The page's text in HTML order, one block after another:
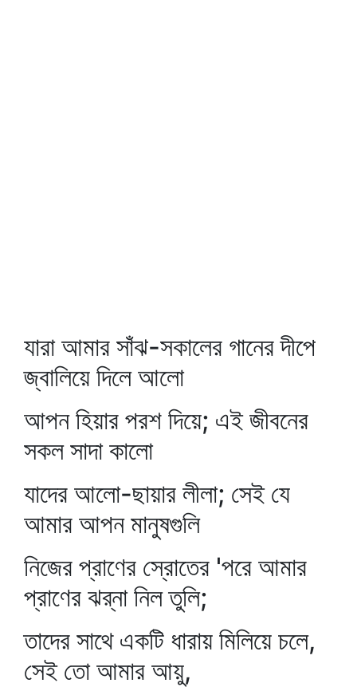
যারা আমার সাঁঝ-সকালের গানের দীপে
জ্বালিয়ে দিলে আলো
আপন হিয়ার পরশ দিয়ে; এই জীবনের
সকল সাদা কালো
যাদের আলো-ছায়ার লীলা; সেই যে
আমার আপন মানুষগুলি
নিজের প্রাণের স্রোতের 'পরে আমার
প্রাণের ঝর্‌না নিল তুলি;
তাদের সাথে একটি ধারায় মিলিয়ে চলে,
সেই তো আমার আয়ু,